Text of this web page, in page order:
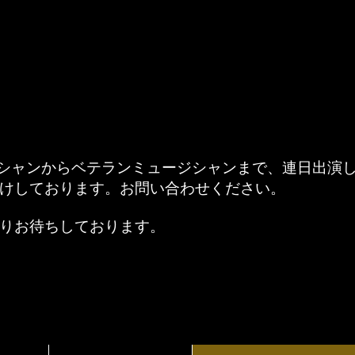
ャンからベテランミュージシャンまで、連日出演し
しております。お問い合わせください。
お待ちしております。